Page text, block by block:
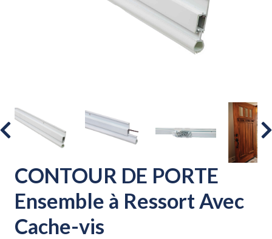
CONTOUR DE PORTE
Ensemble à Ressort Avec
Cache-vis